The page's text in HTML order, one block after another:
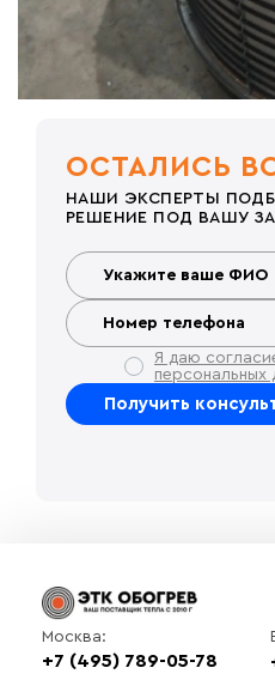
ОСТАЛИСЬ
НАШИ ЭКСПЕРТЫ
РЕШЕНИЕ ПОД ВАШУ
Я даю
персональных
Москва:
+7 (495) 789-05-78